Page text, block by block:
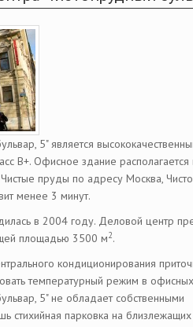
5" является
В+. Офисное здание
Чистые пруды по адресу Москва,
менее 3 минут.
в 2004 году. Деловой центр
площадью 3500 м2.
кондиционирования
температурный режим в
5" не обладает собственными
стихийная парковка на